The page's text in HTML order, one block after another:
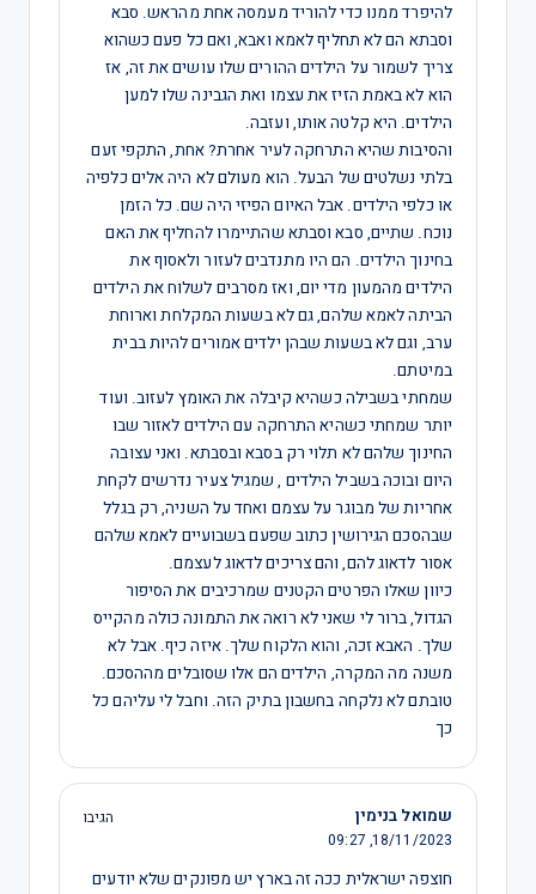
להיפרד ממנו כדי להוריד מעמסה אחת מהראש. סבא
וסבתא הם לא תחליף לאמא ואבא, ואם כל פעם כשהוא
צריך לשמור על הילדים ההורים שלו עושים את זה, אז
הוא לא באמת הזיז את עצמו ואת הגבינה שלו למען
הילדים. היא קלטה אותו, ועזבה.
והסיבות שהיא התרחקה לעיר אחרת? אחת, התקפי זעם
בלתי נשלטים של הבעל. הוא מעולם לא היה אלים כלפיה
או כלפי הילדים. אבל האיום הפיזי היה שם. כל הזמן
נוכח. שתיים, סבא וסבתא שהתיימרו להחליף את האם
בחינוך הילדים. הם היו מתנדבים לעזור ולאסוף את
הילדים מהמעון מדי יום, ואז מסרבים לשלוח את הילדים
הביתה לאמא שלהם, גם לא בשעות המקלחת וארוחת
ערב, וגם לא בשעות שבהן ילדים אמורים להיות בבית
במיטתם.
שמחתי בשבילה כשהיא קיבלה את האומץ לעזוב. ועוד
יותר שמחתי כשהיא התרחקה עם הילדים לאזור שבו
החינוך שלהם לא תלוי רק בסבא ובסבתא. ואני עצובה
היום ובוכה בשביל הילדים , שמגיל צעיר נדרשים לקחת
אחריות של מבוגר על עצמם ואחד על השניה, רק בגלל
שבהסכם הגירושין כתוב שפעם בשבועיים לאמא שלהם
אסור לדאוג להם, והם צריכים לדאוג לעצמם.
כיוון שאלו הפרטים הקטנים שמרכיבים את הסיפור
הגדול, ברור לי שאני לא רואה את התמונה כולה מהקייס
שלך. האבא זכה, והוא הלקוח שלך. איזה כיף. אבל לא
משנה מה המקרה, הילדים הם אלו שסובלים מההסכם.
טובתם לא נלקחה בחשבון בתיק הזה. וחבל לי עליהם כל
כך
שמואל בנימין
הגיבו
18/11/2023,
09:27
חוצפה ישראלית ככה זה בארץ יש מפונקים שלא יודעים